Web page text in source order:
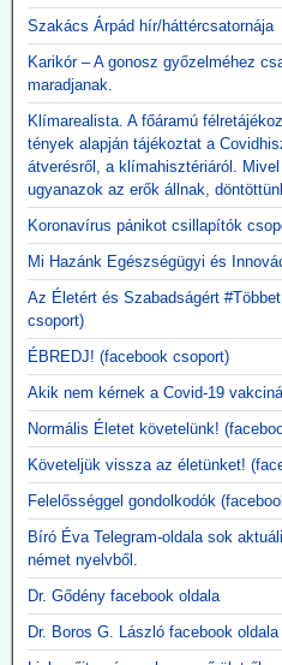
aztán ahhoz vezetett, hogy az
fölvehessék a génterápiás oltást.
2026.05.12.
megerősítette, hogy új
influenzaoltása hatszor
okoz
A New England Journal of
tanulmány megerősítette, hogy a
szezonális
influenzaoltásokhoz képest
súlyos, rövid távú
PCR-rel igazolt influenzaszerű
csökkenése kevesebb mint egy
Közzétevő: A szlogen az
"Hatástalan és ártalmas."
Szakács Árpád hír/háttércsatornája
Karikór – A gonosz győzelméhez
maradjanak.
Klímarealista. A főáramú
tények alapján tájékoztat a
átverésről, a klímahisztériáról.
ugyanazok az erők állnak,
Koronavírus pánikot csillapítók
Mi Hazánk Egészségügyi és
Az Életért és Szabadságért
csoport)
ÉBREDJ! (facebook csoport)
Akik nem kérnek a Covid-19
Normális Életet követelünk!
Követeljük vissza az életünket!
Felelősséggel gondolkodók
Bíró Éva Telegram-oldala sok
német nyelvből.
Dr. Gődény facebook oldala
Dr. Boros G. László facebook oldala